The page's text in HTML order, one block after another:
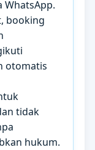
WhatsApp.
booking
otomatis
tidak
hukum.